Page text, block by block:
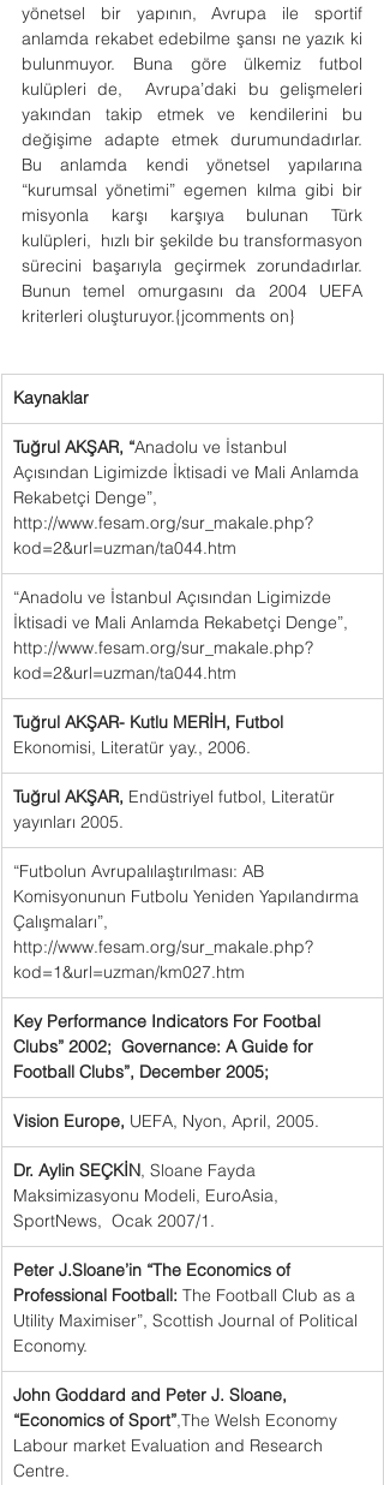
yönetsel bir yapının, Avrupa ile sportif
anlamda rekabet edebilme şansı ne yazık ki
bulunmuyor. Buna göre ülkemiz futbol
kulüpleri de,  Avrupa’daki bu gelişmeleri
yakından takip etmek ve kendilerini bu
değişime adapte etmek durumundadırlar.
Bu anlamda kendi yönetsel yapılarına
“kurumsal yönetimi” egemen kılma gibi bir
misyonla karşı karşıya bulunan Türk
kulüpleri,  hızlı bir şekilde bu transformasyon
sürecini başarıyla geçirmek zorundadırlar.
Bunun temel omurgasını da 2004 UEFA
kriterleri oluşturuyor.{jcomments on}
Kaynaklar
Tuğrul AKŞAR, “Anadolu ve İstanbul
Açısından Ligimizde İktisadi ve Mali Anlamda
Rekabetçi Denge”,
http://www.fesam.org/sur_makale.php?
kod=2&url=uzman/ta044.htm
“Anadolu ve İstanbul Açısından Ligimizde
İktisadi ve Mali Anlamda Rekabetçi Denge”,
http://www.fesam.org/sur_makale.php?
kod=2&url=uzman/ta044.htm
Tuğrul AKŞAR- Kutlu MERİH, Futbol
Ekonomisi, Literatür yay., 2006.
Tuğrul AKŞAR, Endüstriyel futbol, Literatür
yayınları 2005.
“Futbolun Avrupalılaştırılması: AB
Komisyonunun Futbolu Yeniden Yapılandırma
Çalışmaları”,
http://www.fesam.org/sur_makale.php?
kod=1&url=uzman/km027.htm
Key Performance Indicators For Footbal
Clubs” 2002;  Governance: A Guide for
Football Clubs”, December 2005;
Vision Europe, UEFA, Nyon, April, 2005.
Dr. Aylin SEÇKİN, Sloane Fayda
Maksimizasyonu Modeli, EuroAsia,
SportNews,  Ocak 2007/1.
Peter J.Sloane’in “The Economics of
Professional Football: The Football Club as a
Utility Maximiser”, Scottish Journal of Political
Economy.
John Goddard and Peter J. Sloane,
“Economics of Sport”,The Welsh Economy
Labour market Evaluation and Research
Centre.